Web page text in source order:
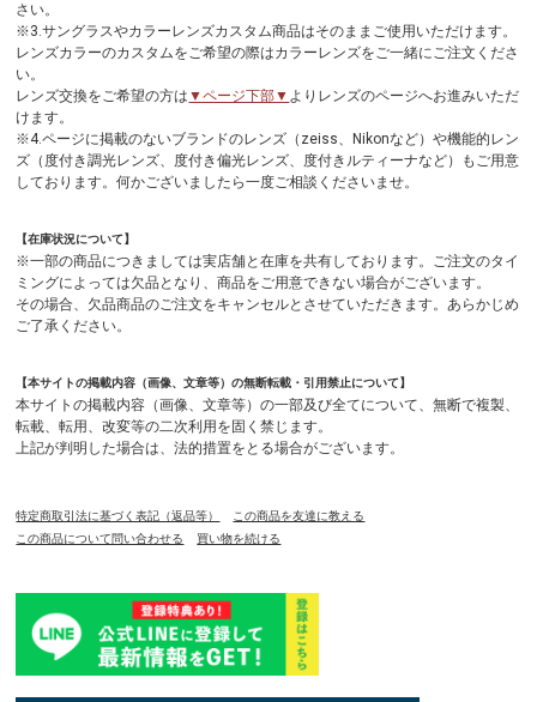
さい。
※3.サングラスやカラーレンズカスタム商品はそのままご使用いただけます。
レンズカラーのカスタムをご希望の際はカラーレンズをご一緒にご注文くださ
い。
レンズ交換をご希望の方は ▼ページ下部▼ よりレンズのページへお進みいただ
けます。
※4.ページに掲載のないブランドのレンズ（zeiss、Nikonなど）や機能的レン
ズ（度付き調光レンズ、度付き偏光レンズ、度付きルティーナなど）もご用意
しております。何かございましたら一度ご相談くださいませ。
【在庫状況について】
※一部の商品につきましては実店舗と在庫を共有しております。ご注文のタイ
ミングによっては欠品となり、商品をご用意できない場合がございます。
その場合、欠品商品のご注文をキャンセルとさせていただきます。あらかじめ
ご了承ください。
【本サイトの掲載内容（画像、文章等）の無断転載・引用禁止について】
本サイトの掲載内容（画像、文章等）の一部及び全てについて、無断で複製、
転載、転用、改変等の二次利用を固く禁じます。
上記が判明した場合は、法的措置をとる場合がございます。
特定商取引法に基づく表記（返品等）
この商品を友達に教える
この商品について問い合わせる
買い物を続ける